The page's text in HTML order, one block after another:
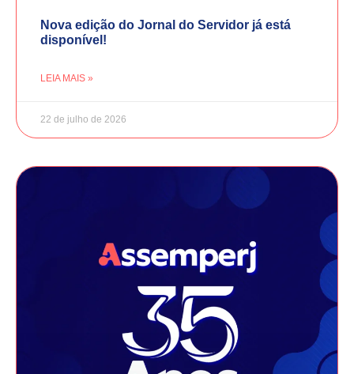
Nova edição do Jornal do Servidor já está
disponível!
LEIA MAIS »
22 de julho de 2026